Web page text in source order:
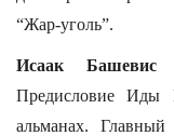
“Жар-уголь”.
Исаак Башевис
Предисловие Иды
альманах.